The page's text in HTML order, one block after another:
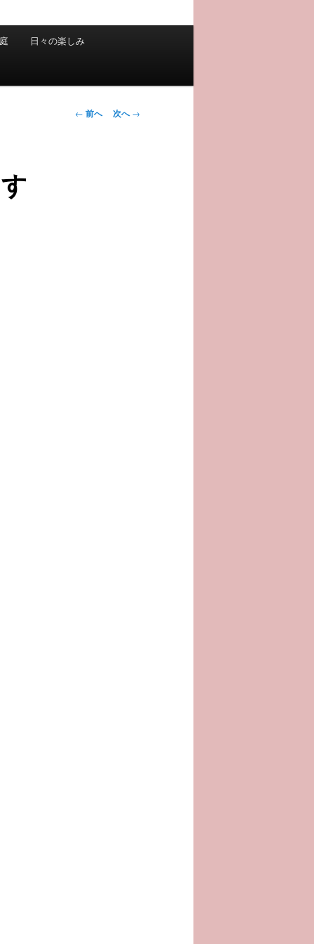
日々の楽しみ
投
← 前へ 次へ→